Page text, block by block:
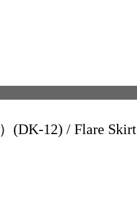
(DK-12) / Flare Skirt